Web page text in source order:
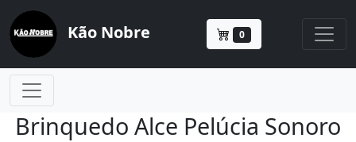
Kão Nobre 0
Brinquedo Alce Pelúcia Sonoro